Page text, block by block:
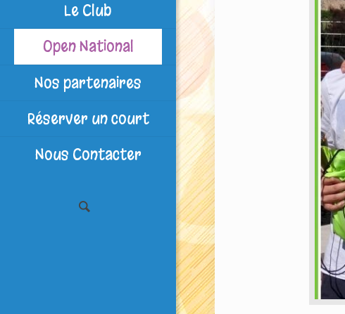
Le Club
Open National
Nos partenaires
Réserver un court
Nous Contacter